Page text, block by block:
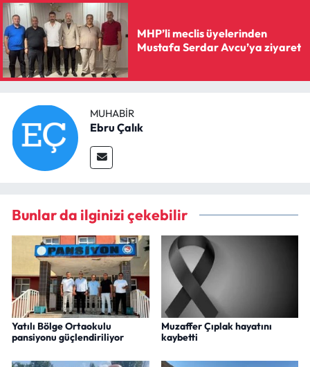
MHP’li meclis üyelerinden
Mustafa Serdar Avcu’ya ziyaret
MUHABIR
Ebru Çalık
Bunlar da ilginizi çekebilir
Yatılı Bölge Ortaokulu
pansiyonu güçlendiriliyor
Muzaffer Çıplak hayatını
kaybetti